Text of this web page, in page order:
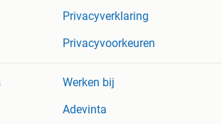
Privacyverklaring
Privacyvoorkeuren
Werken bij
Adevinta